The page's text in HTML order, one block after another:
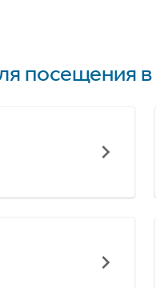
посещения в